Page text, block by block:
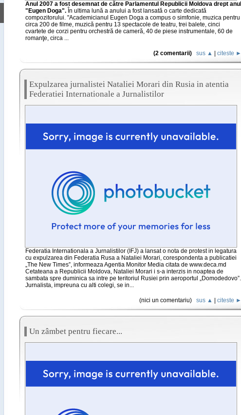
Anul 2007 a fost desemnat de către Parlamentul Republicii Moldova drept anul
"Eugen Doga".În ultima lună a anului a fost lansată o carte dedicată
compozitorului. "Academicianul Eugen Doga a compus o simfonie, muzica pentru
circa 200 de filme, muzică pentru 13 spectacole de teatru, trei balete, cinci
cvartete de corzi pentru orchestră de cameră, 40 de piese instrumentale, 60 de
romanţe, circa ...
(2 comentarii) sus ▲ citeste ►
Expulzarea jurnalistei Nataliei Morari din Rusia in atentia
Federatiei Internationale a Jurnalistilor
Federatia Internationala a Jurnalistilor (IFJ) a lansat o nota de protest in legatura
cu expulzarea din Federatia Rusa a Nataliei Morari, corespondenta a publicatiei
„The New Times”, informeaza Agentia Monitor Media citata de www.deca.md
Cetateana a Republicii Moldova, Nataliei Morari i s-a interzis in noaptea de
sambata spre duminica sa intre pe teritoriul Rusiei prin aeroportul „Domodedovo”.
Jurnalista, impreuna cu alti colegi, se in...
(nici un comentariu) sus ▲ citeste ►
Un zâmbet pentru fiecare...